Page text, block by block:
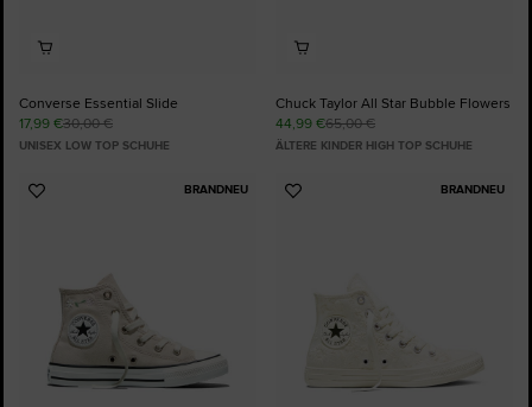
Converse Essential Slide
17,99 €30,00 €
UNISEX LOW TOP SCHUHE
Chuck Taylor All Star Bubble Flowers
44,99 €65,00 €
ÄLTERE KINDER HIGH TOP SCHUHE
BRANDNEU
Zu
BRANDNEU
Zu